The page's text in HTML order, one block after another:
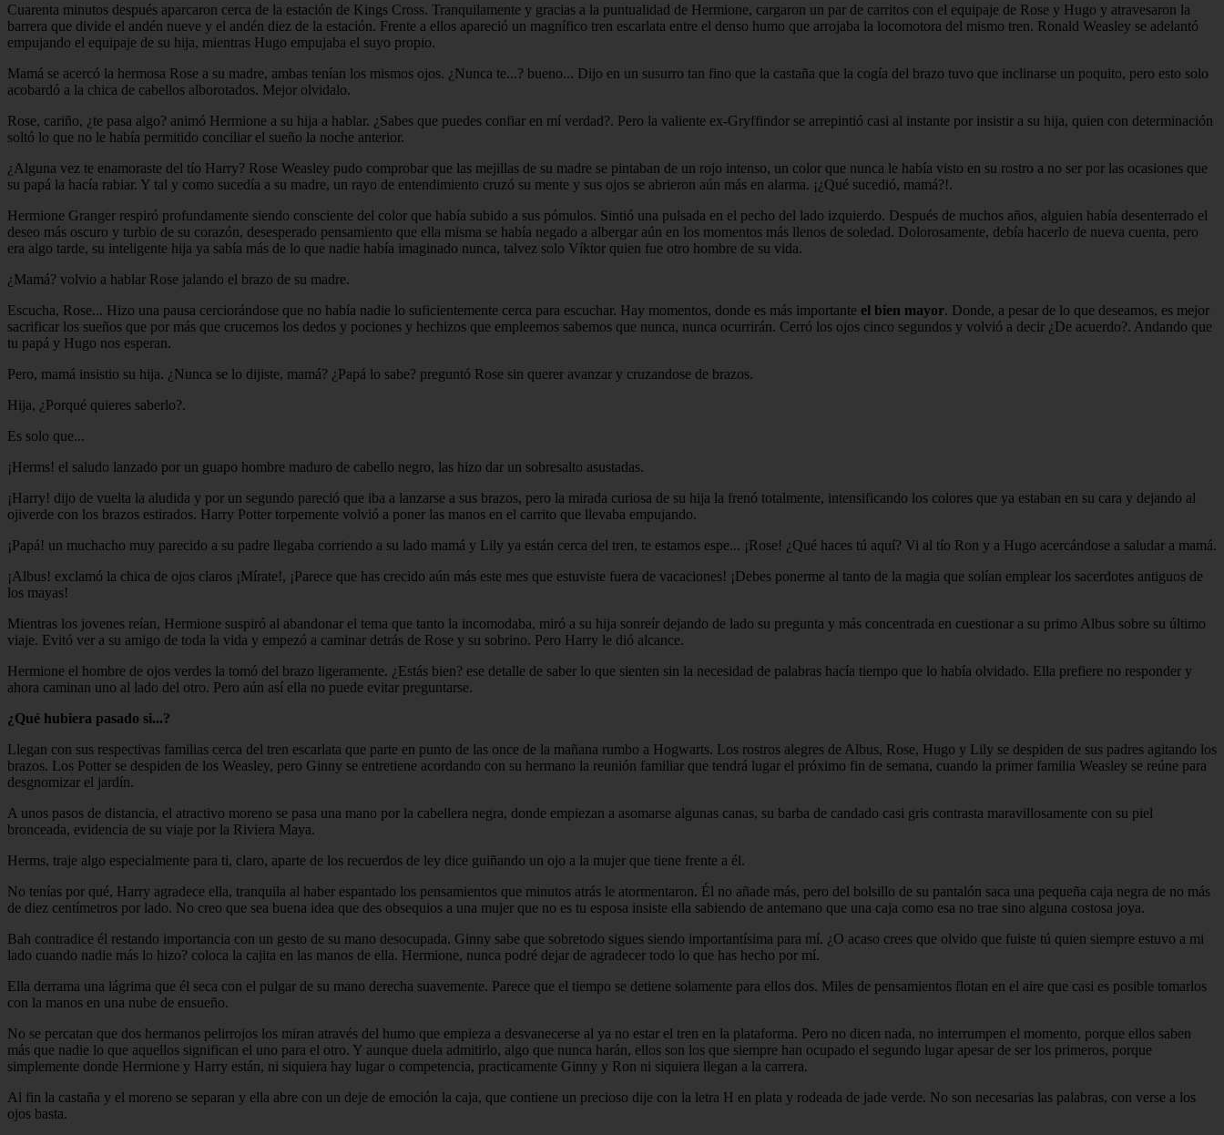
Cuarenta minutos después aparcaron cerca de la estación de Kings Cross. Tranquilamente y gracias a la puntualidad de Hermione, cargaron un par de carritos con el equipaje de Rose y Hugo y atravesaron la
barrera que divide el andén nueve y el andén diez de la estación. Frente a ellos apareció un magnífico tren escarlata entre el denso humo que arrojaba la locomotora del mismo tren. Ronald Weasley se adelantó
empujando el equipaje de su hija, mientras Hugo empujaba el suyo propio.
Mamá se acercó la hermosa Rose a su madre, ambas tenían los mismos ojos. ¿Nunca te...? bueno... Dijo en un susurro tan fino que la castaña que la cogía del brazo tuvo que inclinarse un poquito, pero esto solo
acobardó a la chica de cabellos alborotados. Mejor olvidalo.
Rose, cariño, ¿te pasa algo? animó Hermione a su hija a hablar. ¿Sabes que puedes confiar en mí verdad?. Pero la valiente ex-Gryffindor se arrepintió casi al instante por insistir a su hija, quien con determinación
soltó lo que no le había permitido conciliar el sueño la noche anterior.
¿Alguna vez te enamoraste del tío Harry? Rose Weasley pudo comprobar que las mejillas de su madre se pintaban de un rojo intenso, un color que nunca le había visto en su rostro a no ser por las ocasiones que
su papá la hacía rabiar. Y tal y como sucedía a su madre, un rayo de entendimiento cruzó su mente y sus ojos se abrieron aún más en alarma. ¡¿Qué sucedió, mamá?!.
Hermione Granger respiró profundamente siendo consciente del color que había subido a sus pómulos. Sintió una pulsada en el pecho del lado izquierdo. Después de muchos años, alguien había desenterrado el
deseo más oscuro y turbio de su corazón, desesperado pensamiento que ella misma se había negado a albergar aún en los momentos más llenos de soledad. Dolorosamente, debía hacerlo de nueva cuenta, pero
era algo tarde, su inteligente hija ya sabía más de lo que nadie había imaginado nunca, talvez solo Víktor quien fue otro hombre de su vida.
¿Mamá? volvio a hablar Rose jalando el brazo de su madre.
Escucha, Rose... Hizo una pausa cerciorándose que no había nadie lo suficientemente cerca para escuchar. Hay momentos, donde es más importante el bien mayor. Donde, a pesar de lo que deseamos, es mejor
sacrificar los sueños que por más que crucemos los dedos y pociones y hechizos que empleemos sabemos que nunca, nunca ocurrirán. Cerró los ojos cinco segundos y volvió a decir ¿De acuerdo?. Andando que
tu papá y Hugo nos esperan.
Pero, mamá insistio su hija. ¿Nunca se lo dijiste, mamá? ¿Papá lo sabe? preguntó Rose sin querer avanzar y cruzandose de brazos.
Hija, ¿Porqué quieres saberlo?.
Es solo que...
¡Herms! el saludo lanzado por un guapo hombre maduro de cabello negro, las hizo dar un sobresalto asustadas.
¡Harry! dijo de vuelta la aludida y por un segundo pareció que iba a lanzarse a sus brazos, pero la mirada curiosa de su hija la frenó totalmente, intensificando los colores que ya estaban en su cara y dejando al
ojiverde con los brazos estirados. Harry Potter torpemente volvió a poner las manos en el carrito que llevaba empujando.
¡Papá! un muchacho muy parecido a su padre llegaba corriendo a su lado mamá y Lily ya están cerca del tren, te estamos espe... ¡Rose! ¿Qué haces tú aquí? Vi al tío Ron y a Hugo acercándose a saludar a mamá.
¡Albus! exclamó la chica de ojos claros ¡Mírate!, ¡Parece que has crecido aún más este mes que estuviste fuera de vacaciones! ¡Debes ponerme al tanto de la magia que solían emplear los sacerdotes antiguos de
los mayas!
Mientras los jovenes reían, Hermione suspiró al abandonar el tema que tanto la incomodaba, miró a su hija sonreír dejando de lado su pregunta y más concentrada en cuestionar a su primo Albus sobre su último
viaje. Evitó ver a su amigo de toda la vida y empezó a caminar detrás de Rose y su sobrino. Pero Harry le dió alcance.
Hermione el hombre de ojos verdes la tomó del brazo ligeramente. ¿Estás bien? ese detalle de saber lo que sienten sin la necesidad de palabras hacía tiempo que lo había olvidado. Ella prefiere no responder y
ahora caminan uno al lado del otro. Pero aún así ella no puede evitar preguntarse.
¿Qué hubiera pasado si...?
Llegan con sus respectivas familias cerca del tren escarlata que parte en punto de las once de la mañana rumbo a Hogwarts. Los rostros alegres de Albus, Rose, Hugo y Lily se despiden de sus padres agitando los
brazos. Los Potter se despiden de los Weasley, pero Ginny se entretiene acordando con su hermano la reunión familiar que tendrá lugar el próximo fin de semana, cuando la primer familia Weasley se reúne para
desgnomizar el jardín.
A unos pasos de distancia, el atractivo moreno se pasa una mano por la cabellera negra, donde empiezan a asomarse algunas canas, su barba de candado casi gris contrasta maravillosamente con su piel
bronceada, evidencia de su viaje por la Riviera Maya.
Herms, traje algo especialmente para ti, claro, aparte de los recuerdos de ley dice guiñando un ojo a la mujer que tiene frente a él.
No tenías por qué, Harry agradece ella, tranquila al haber espantado los pensamientos que minutos atrás le atormentaron. Él no añade más, pero del bolsillo de su pantalón saca una pequeña caja negra de no más
de diez centímetros por lado. No creo que sea buena idea que des obsequios a una mujer que no es tu esposa insiste ella sabiendo de antemano que una caja como esa no trae sino alguna costosa joya.
Bah contradice él restando importancia con un gesto de su mano desocupada. Ginny sabe que sobretodo sigues siendo importantísima para mí. ¿O acaso crees que olvido que fuiste tú quien siempre estuvo a mi
lado cuando nadie más lo hizo? coloca la cajita en las manos de ella. Hermione, nunca podré dejar de agradecer todo lo que has hecho por mí.
Ella derrama una lágrima que él seca con el pulgar de su mano derecha suavemente. Parece que el tiempo se detiene solamente para ellos dos. Miles de pensamientos flotan en el aire que casi es posible tomarlos
con la manos en una nube de ensueño.
No se percatan que dos hermanos pelirrojos los miran através del humo que empieza a desvanecerse al ya no estar el tren en la plataforma. Pero no dicen nada, no interrumpen el momento, porque ellos saben
más que nadie lo que aquellos significan el uno para el otro. Y aunque duela admitirlo, algo que nunca harán, ellos son los que siempre han ocupado el segundo lugar apesar de ser los primeros, porque
simplemente donde Hermione y Harry están, ni siquiera hay lugar o competencia, practicamente Ginny y Ron ni siquiera llegan a la carrera.
Al fin la castaña y el moreno se separan y ella abre con un deje de emoción la caja, que contiene un precioso dije con la letra H en plata y rodeada de jade verde. No son necesarias las palabras, con verse a los
ojos basta.